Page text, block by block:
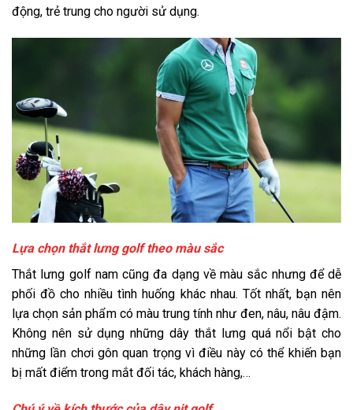
động, trẻ trung cho người sử dụng.
Lựa chọn thắt lưng golf theo màu sắc
Thắt lưng golf nam cũng đa dạng về màu sắc nhưng để dễ
phối đồ cho nhiều tình huống khác nhau. Tốt nhất, bạn nên
lựa chọn sản phẩm có màu trung tính như đen, nâu, nâu đậm.
Không nên sử dụng những dây thắt lưng quá nổi bật cho
những lần chơi gôn quan trọng vì điều này có thể khiến bạn
bị mất điểm trong mắt đối tác, khách hàng,…